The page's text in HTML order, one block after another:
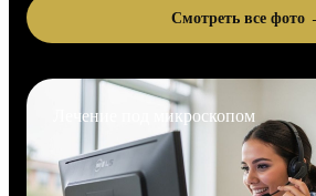
Смотреть все фото
Лечение под микроскопом